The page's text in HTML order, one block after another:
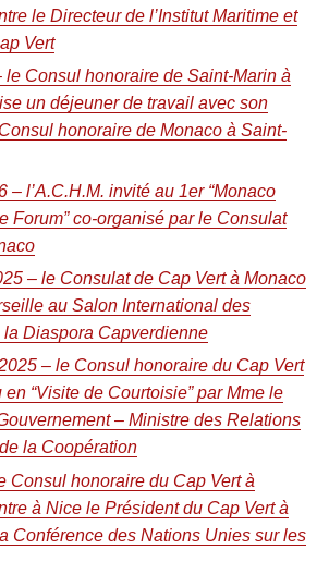
le Directeur de l’Institut Maritime et
Vert
le Consul honoraire de Saint-Marin à
un déjeuner de travail avec son
honoraire de Monaco à Saint-
– l’A.C.H.M. invité au 1er “Monaco
Forum” co-organisé par le Consulat
– le Consulat de Cap Vert à Monaco
au Salon International des
Diaspora Capverdienne
– le Consul honoraire du Cap Vert
“Visite de Courtoisie” par Mme le
– Ministre des Relations
la Coopération
Consul honoraire du Cap Vert à
à Nice le Président du Cap Vert à
Conférence des Nations Unies sur les